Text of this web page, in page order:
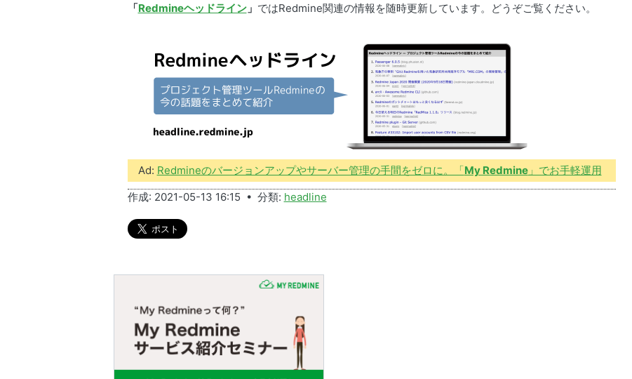
「Redmineヘッドライン」 ではRedmine関連の情報を随時更新しています。どうぞご覧ください。
Ad: Redmineのバージョンアップやサーバー管理の手間をゼロに。「My Redmine」でお手軽運用
作成: 2021-05-13 16:15 • 分類: headline